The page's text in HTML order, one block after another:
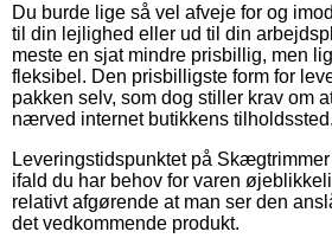
Du burde lige så vel afveje for og
til din lejlighed eller ud til din
meste en sjat mindre prisbillig, men
fleksibel. Den prisbilligste form for
pakken selv, som dog stiller krav om
nærved internet butikkens tilholdssted.
Leveringstidspunktet på
ifald du har behov for varen
relativt afgørende at man ser den
det vedkommende produkt.